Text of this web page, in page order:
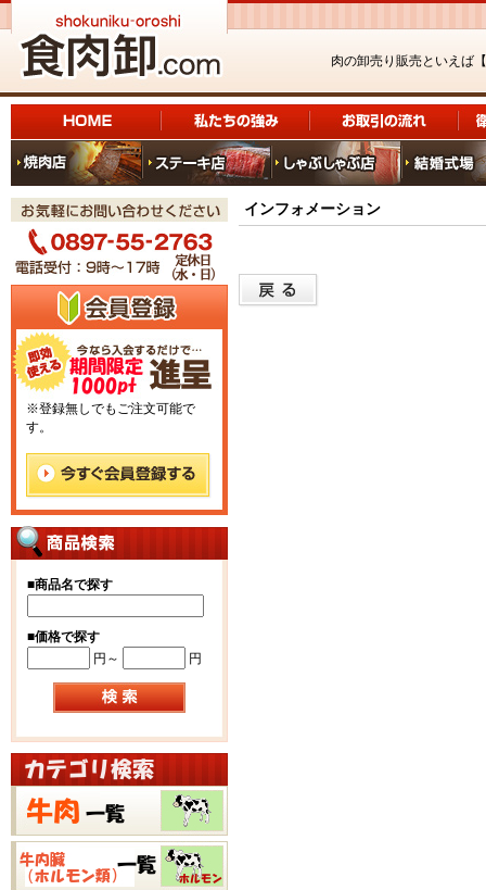
肉の卸売り販売といえば【
※登録無しでもご注文可能で
す。
■商品名で探す
■価格で探す
円～
円
インフォメーション